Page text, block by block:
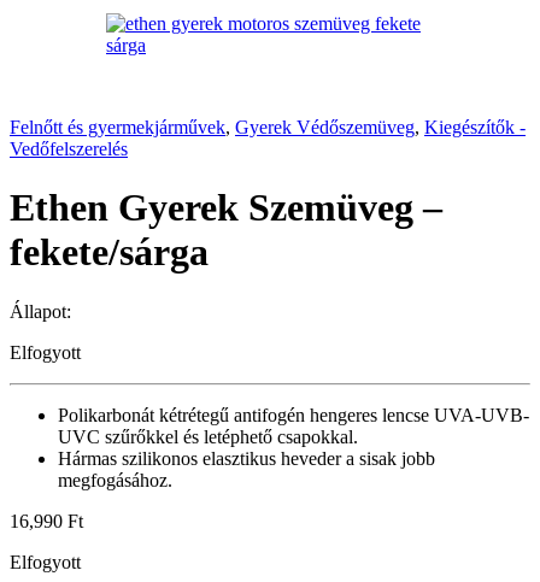
Felnőtt és gyermekjárművek, Gyerek Védőszemüveg, Kiegészítők -
Vedőfelszerelés
Ethen Gyerek Szemüveg –
fekete/sárga
Állapot:
Elfogyott
Polikarbonát kétrétegű antifogén hengeres lencse UVA-UVB-
UVC szűrőkkel és letéphető csapokkal.
Hármas szilikonos elasztikus heveder a sisak jobb
megfogásához.
16,990 Ft
Elfogyott